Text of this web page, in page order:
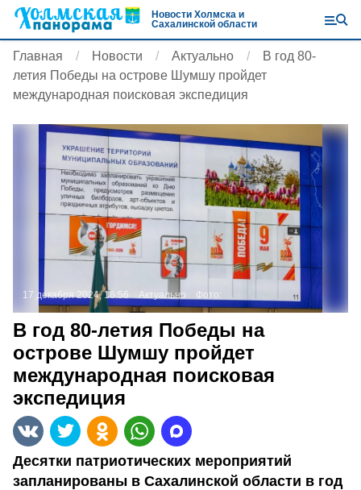
Новости Холмска и
Сахалинской области
Главная Новости Актуально
В год 80-
летия Победы на острове Шумшу пройдет
международная поисковая экспедиция
17 декабря 2024, 16:56 Актуально Фото:
В год 80-летия Победы на
острове Шумшу пройдет
международная поисковая
экспедиция
Десятки патриотических мероприятий
запланированы в Сахалинской области в год